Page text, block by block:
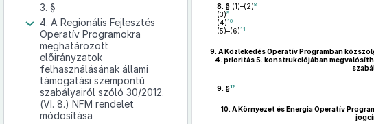
3. §
4. A Regionális Fejlesztés
Operatív Programokra
meghatározott
előirányzatok
felhasználásának állami
támogatási szempontú
szabályairól szóló 30/2012.
(VI. 8.) NFM rendelet
módosítása
8. §(1)–(2)8
(3)9
(4) 10
(5)–(6) 11
9. A Közlekedés Operatív Programban
4. prioritás 5. konstrukciójában
9. §12
10. A Környezet és Energia Operatív